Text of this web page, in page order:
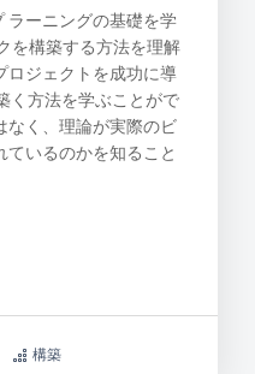
ラーニングの基礎を学
を構築する方法を理解
ロジェクトを成功に導
く方法を学ぶことがで
なく、理論が実際のビ
ているのかを知ること
構築